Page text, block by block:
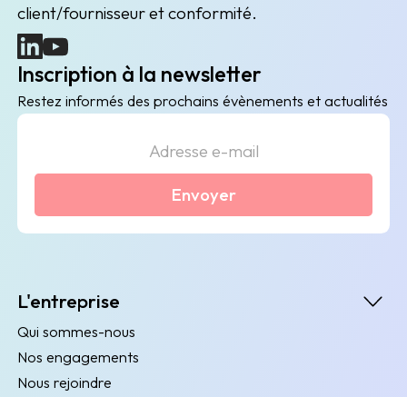
client/fournisseur et conformité.
(nouvelle fenêtre)
(nouvelle fenêtre)
Inscription à la newsletter
Restez informés des prochains évènements et actualités
Envoyer
L'entreprise
Qui sommes-nous
Nos engagements
Nous rejoindre